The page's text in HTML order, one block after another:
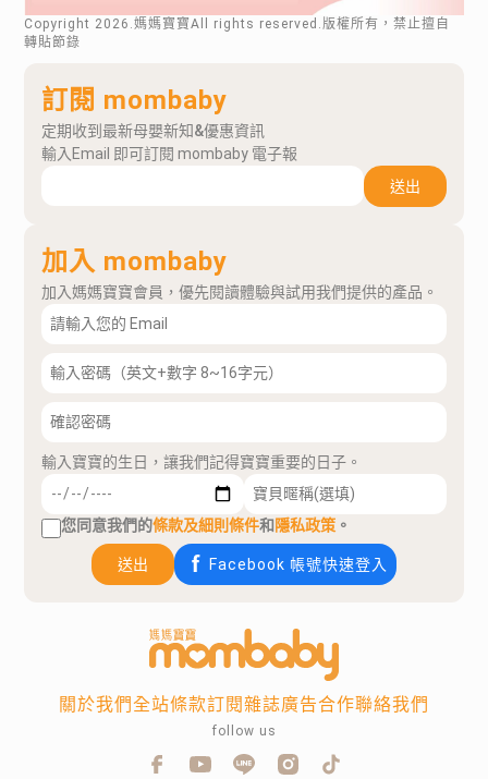
Copyright 2026 .媽媽寶寶All rights reserved.版權所有，禁止擅自
轉貼節錄
訂閱 mombaby
定期收到最新母嬰新知&優惠資訊
輸入Email 即可訂閱 mombaby 電子報
送出
加入 mombaby
加入媽媽寶寶會員，優先閱讀體驗與試用我們提供的產品。
輸入寶寶的生日，讓我們記得寶寶重要的日子。
您同意我們的條款及細則條件和隱私政策 。
送出 Facebook 帳號快速登入
關於我們全站條款訂閱雜誌廣告合作聯絡我們
follow us